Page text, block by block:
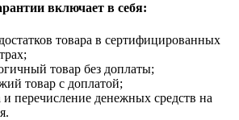
включает в себя:
товара в сертифицированных
товар без доплаты;
товар с доплатой;
и перечисление денежных средств на